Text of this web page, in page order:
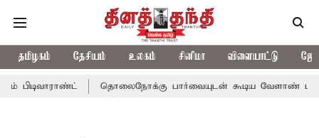
தமிழகம் தேசியம் உலகம் சினிமா விளையாட்டு
தொலைநோக்கு பார்வையுடன் கூடிய வேளாண்